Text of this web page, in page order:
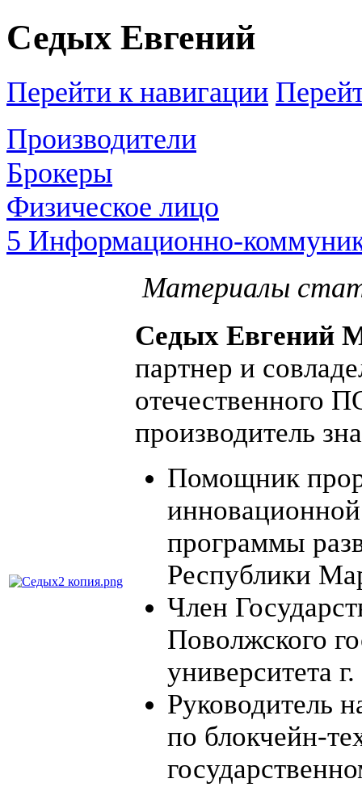
Седых Евгений
Перейти к навигации
Производители
Брокеры
Физическое лицо
5 Информационно-
Материалы
Седых Евгений
партнер и
отечественного
производитель
Помощник
программы
Республики
Член
Поволжского
университета
Руководитель
по блокчейн-